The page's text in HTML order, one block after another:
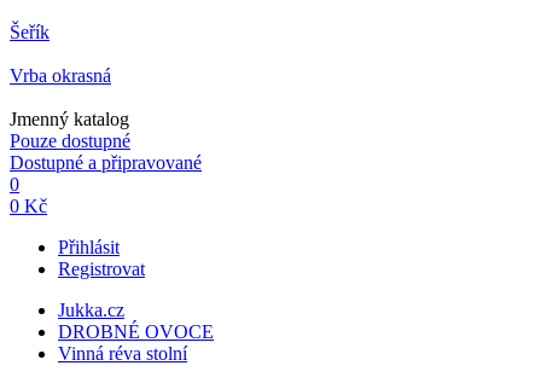
Šeřík
Vrba okrasná
Jmenný katalog
Pouze dostupné
Dostupné a připravované
0
0 Kč
Přihlásit
Registrovat
Jukka.cz
DROBNÉ OVOCE
Vinná réva stolní